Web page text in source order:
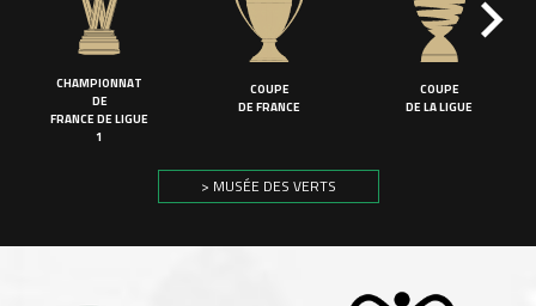
CHAMPIONNAT
DE
FRANCE DE LIGUE
1
COUPE
DE FRANCE
COUPE
DE LA LIGUE
> MUSÉE DES VERTS